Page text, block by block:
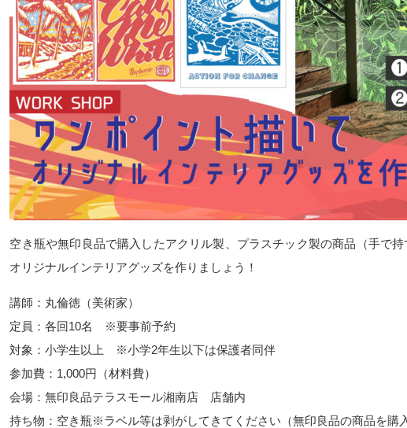
空き瓶や無印良品で購入したアクリル製、プラスチック製の商品（手で
オリジナルインテリアグッズを作りましょう！
講師：丸倫徳（美術家）
定員：各回10名 ※要事前予約
対象：小学生以上 ※小学2年生以下は保護者同伴
参加費：1,000円（材料費）
会場：無印良品テラスモール湘南店 店舗内
持ち物：空き瓶※ラベル等は剥がしてきてください（無印良品の商品を購